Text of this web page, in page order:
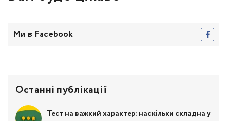
Ми в Facebook
Останні публікації
Тест на важкий характер: наскільки складна у